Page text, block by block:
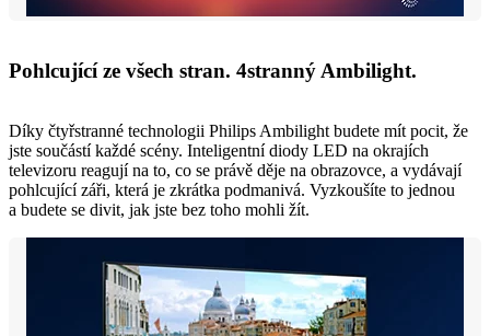
Pohlcující ze všech stran. 4stranný Ambilight.
Díky čtyřstranné technologii Philips Ambilight budete mít pocit, že
jste součástí každé scény. Inteligentní diody LED na okrajích
televizoru reagují na to, co se právě děje na obrazovce, a vydávají
pohlcující záři, která je zkrátka podmanivá. Vyzkoušíte to jednou
a budete se divit, jak jste bez toho mohli žít.